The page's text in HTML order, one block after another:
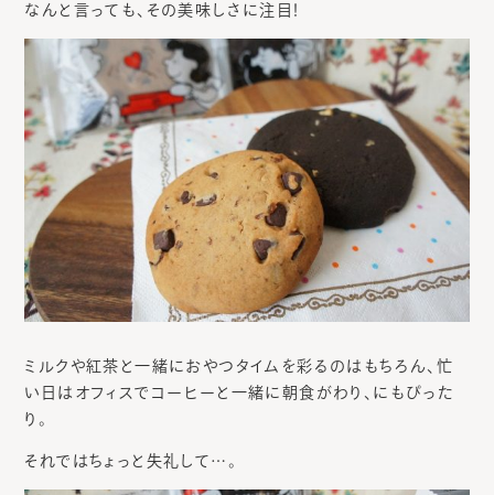
なんと言っても、その美味しさに注目！
ミルクや紅茶と一緒におやつタイムを彩るのはもちろん、忙
い日はオフィスでコーヒーと一緒に朝食がわり、にもぴった
り。
それではちょっと失礼して…。